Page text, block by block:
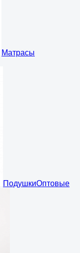
Матрасы
ПодушкиОптовые